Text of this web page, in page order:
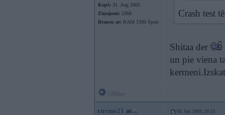
Kopš: 31. Aug 2005
Ziņojumi: 5368
Braucu ar: RAM 1500 Sport
Crash test
Shitaa der
un pie viena
xtreme21 08. Jun 2009, 19:33